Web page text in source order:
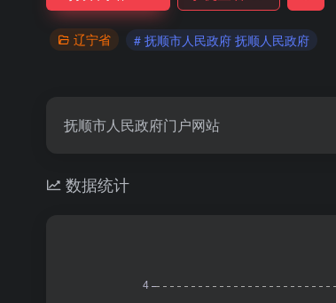
辽宁省 # 抚顺市人民政府 抚顺人民政府
抚顺市人民政府门户网站
数据统计